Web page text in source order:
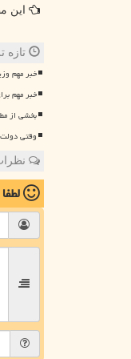
این
تازه
خبر مهم
خبر مهم
بخشی از
وقتی